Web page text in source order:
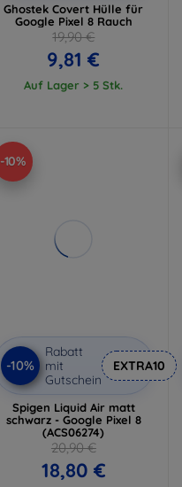
Ghostek Covert Hülle für
Google Pixel 8 Rauch
19,90 €
9,81 €
Auf Lager > 5 Stk.
-10%
-10%
Rabatt
mit
Gutschein
EXTRA10
Spigen Liquid Air matt
schwarz - Google Pixel 8
(ACS06274)
20,90 €
18,80 €